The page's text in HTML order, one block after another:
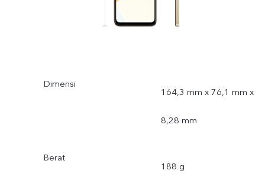
Dimensi
164,3 mm x 76,1 mm x
8,28 mm
Berat
188 g